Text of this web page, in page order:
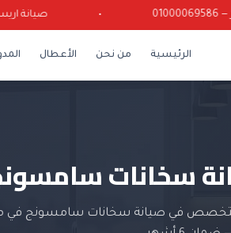
صيانة
الرئيسية من نحن الأعطال
سخانات
في صيانة سخانات سامسونج في